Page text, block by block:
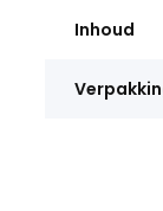
Inhoud